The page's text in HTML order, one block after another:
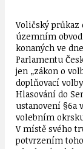
Voličský průkaz
územním
konaných ve
Parlamentu
jen „zákon o
doplňovací
Hlasování do
ustanovení §6a
volebním
V místě svého
potvrzením